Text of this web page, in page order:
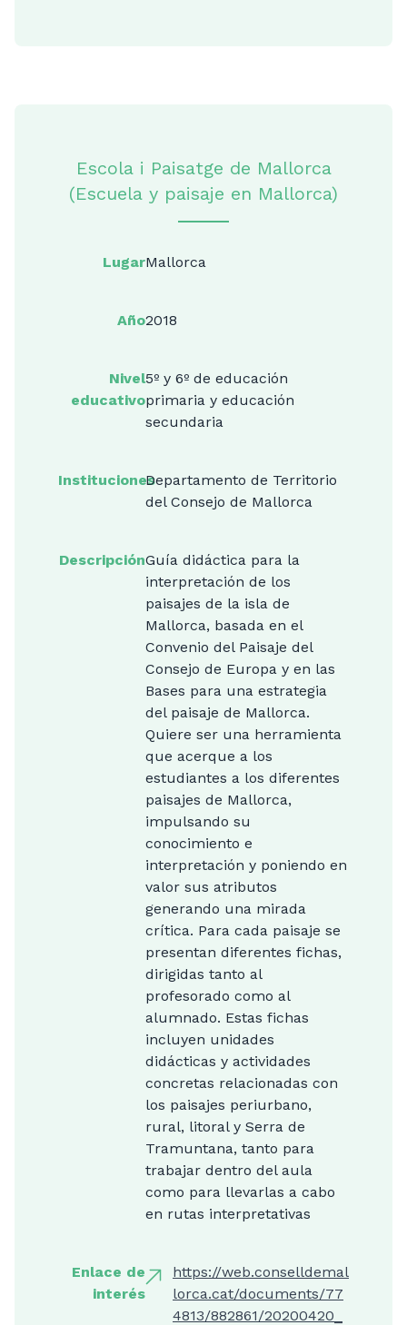
Escola i Paisatge de Mallorca
(Escuela y paisaje en Mallorca)
LugarMallorca
Año2018
Nivel
educativo
5º y 6º de educación
primaria y educación
secundaria
InstitucionesDepartamento de Territorio
del Consejo de Mallorca
DescripciónGuía didáctica para la
interpretación de los
paisajes de la isla de
Mallorca, basada en el
Convenio del Paisaje del
Consejo de Europa y en las
Bases para una estrategia
del paisaje de Mallorca.
Quiere ser una herramienta
que acerque a los
estudiantes a los diferentes
paisajes de Mallorca,
impulsando su
conocimiento e
interpretación y poniendo en
valor sus atributos
generando una mirada
crítica. Para cada paisaje se
presentan diferentes fichas,
dirigidas tanto al
profesorado como al
alumnado. Estas fichas
incluyen unidades
didácticas y actividades
concretas relacionadas con
los paisajes periurbano,
rural, litoral y Serra de
Tramuntana, tanto para
trabajar dentro del aula
como para llevarlas a cabo
en rutas interpretativas
Enlace de
interés
https://web.conselldemal
lorca.cat/documents/77
4813/882861/20200420_